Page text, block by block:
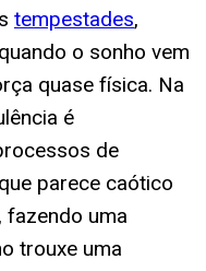
tempestades,
o sonho vem
quase física. Na
é
de
parece caótico
fazendo uma
trouxe uma